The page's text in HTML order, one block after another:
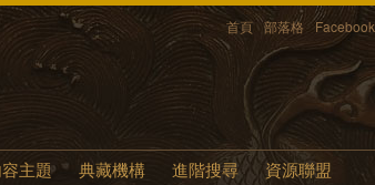
首頁 部落格
主題 典藏機構 進階搜尋 資源聯盟